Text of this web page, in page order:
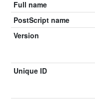
Full name
PostScript name
Version
Unique ID